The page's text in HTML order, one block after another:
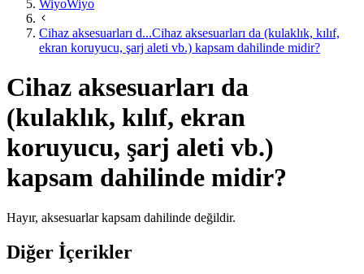
WiyoWiyo
Cihaz aksesuarları d...Cihaz aksesuarları da (kulaklık, kılıf,
ekran koruyucu, şarj aleti vb.) kapsam dahilinde midir?
Cihaz aksesuarları da
(kulaklık, kılıf, ekran
koruyucu, şarj aleti vb.)
kapsam dahilinde midir?
Hayır, aksesuarlar kapsam dahilinde değildir.​​
Diğer İçerikler